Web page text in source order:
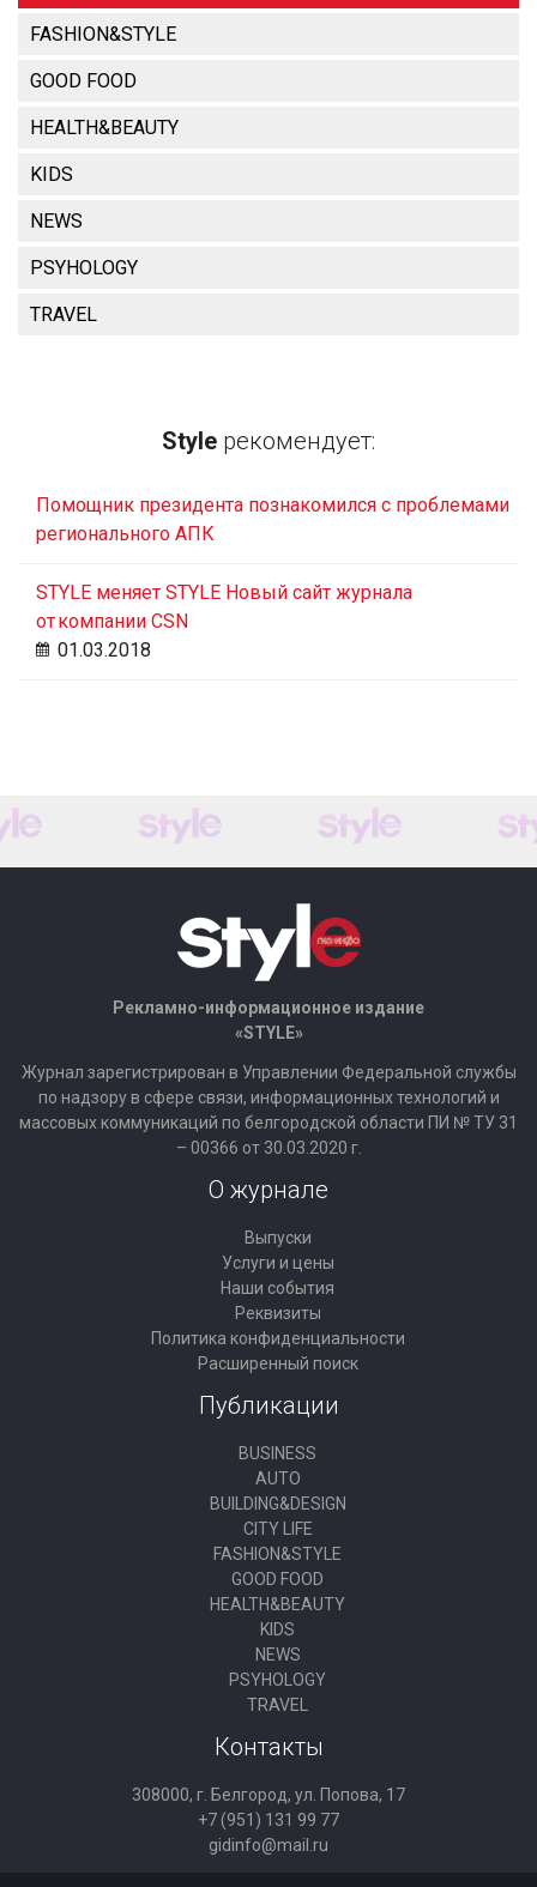
FASHION&STYLE
GOOD FOOD
HEALTH&BEAUTY
KIDS
NEWS
PSYHOLOGY
TRAVEL
Style рекомендует:
Помощник президента познакомился с проблемами
регионального АПК
STYLE меняет STYLE Новый сайт журнала
от компании CSN
01.03.2018
Рекламно-информационное издание
«STYLE»
Журнал зарегистрирован в Управлении Федеральной службы
по надзору в сфере связи, информационных технологий и
массовых коммуникаций по белгородской области ПИ № ТУ 31
– 00366 от 30.03.2020 г.
О журнале
Выпуски
Услуги и цены
Наши события
Реквизиты
Политика конфиденциальности
Расширенный поиск
Публикации
BUSINESS
AUTO
BUILDING&DESIGN
CITY LIFE
FASHION&STYLE
GOOD FOOD
HEALTH&BEAUTY
KIDS
NEWS
PSYHOLOGY
TRAVEL
Контакты
308000, г. Белгород, ул. Попова, 17
+7 (951) 131 99 77
gidinfo@mail.ru